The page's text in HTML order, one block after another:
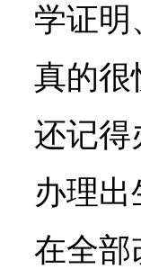
学证明
真的很
还记得
办理
在全部